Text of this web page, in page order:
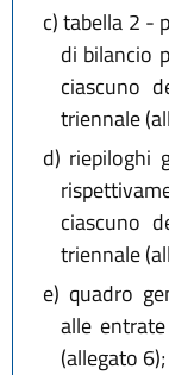
c)tabella 2 -
di bilancio
ciascuno
triennale
d) riepiloghi
ciascuno
triennale
e) quadro
alle
(allegato 6);